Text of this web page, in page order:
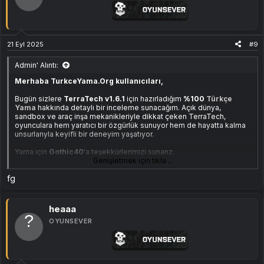
İndirme Bağlantısı:
[Gizli içerik]
21 Eyl 2025 #9
Admin' Alıntı:
Merhaba TurkceYama.Org kullanıcıları,
Bugün sizlere TerraTech v1.6.1 için hazırladığım %100 Türkçe
Yama hakkında detaylı bir inceleme sunacağım. Açık dünya,
sandbox ve araç inşa mekanikleriyle dikkat çeken TerraTech,
oyunculara hem yaratıcı bir özgürlük sunuyor hem de hayatta kalma
unsurlarıyla keyifli bir deneyim yaşatıyor.
Yama için Gothic40'a teşekkürlerimizi sunarız.
%100 çeviri içermektedir
diyaloglar ve açıklamalar Türkçeye çevrilmiştir.
Çeviri
manuel olarakyapılmıştır, herhangi bir makine çevirisi
(Google Translate vb.) kullanılmamıştır.
Oyunu oynayarak çevirdiğim için
, terimler mümkün olduğunca
oyun içi anlamlarına uygun şekilde çevrildi.
Genişletmek için tıkla ...
fg
heaaa
OYUNSEVER